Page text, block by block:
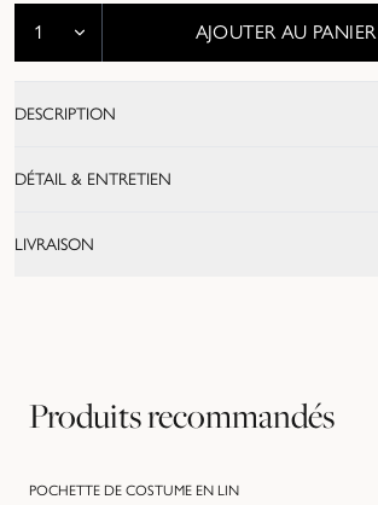
AJOUTER AU PANIER
DESCRIPTION
DÉTAIL & ENTRETIEN
LIVRAISON
Produits recommandés
POCHETTE DE COSTUME EN LIN